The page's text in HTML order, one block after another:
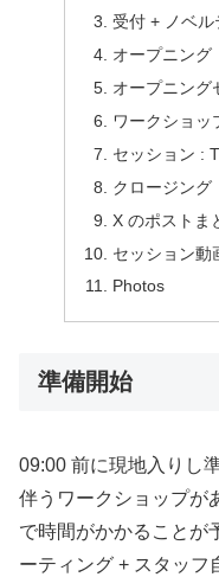
受付 + ノベル
オープニング
オープニング
ワークショッ
セッション :
クロージング
X のポストま
セッション動
Photos
準備開始
09:00 前に現地入りし
伴うワークショップが
で時間がかかることが
ーティング + スタッフ